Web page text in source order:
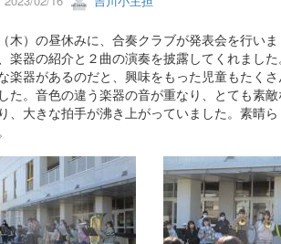
木）の昼休みに、合奏クラブが発表会を行い
楽器の紹介と２曲の演奏を披露してくれまし
楽器があるのだと、興味をもった児童もたく
た。音色の違う楽器の音が重なり、とても素
、大きな拍手が沸き上がっていました。素晴